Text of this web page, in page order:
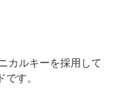
カルキーを採用して
す。